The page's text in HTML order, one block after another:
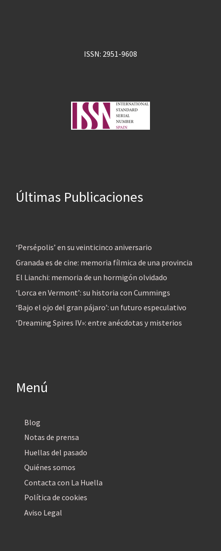
ISSN: 2951-9608
Últimas Publicaciones
‘Persépolis’ en su veinticinco aniversario
Granada es de cine: memoria fílmica de una provincia
El Lianchi: memoria de un hormigón olvidado
‘Lorca en Vermont’: su historia con Cummings
‘Bajo el ojo del gran pájaro’: un futuro especulativo
‘Dreaming Spires IV»: entre anécdotas y misterios
Menú
Blog
Notas de prensa
Huellas del pasado
Quiénes somos
Contacta con La Huella
Política de cookies
Aviso Legal